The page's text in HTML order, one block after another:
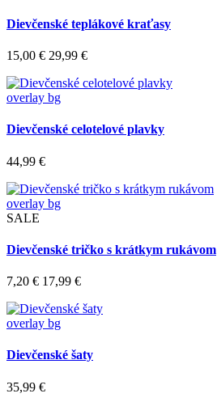
Dievčenské teplákové kraťasy
15,00 € 29,99 €
overlay bg
Dievčenské celotelové plavky
44,99 €
overlay bg
SALE
Dievčenské tričko s krátkym rukávom
7,20 € 17,99 €
overlay bg
Dievčenské šaty
35,99 €